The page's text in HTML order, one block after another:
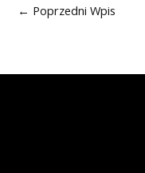
← Poprzedni Wpis